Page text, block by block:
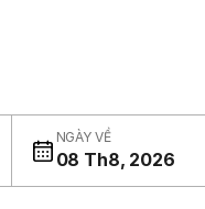
NGÀY VỀ
08 Th8, 2026